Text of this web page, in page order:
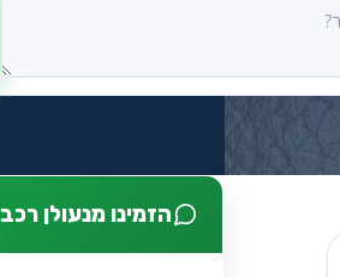
הזמינו מנעולן רכב